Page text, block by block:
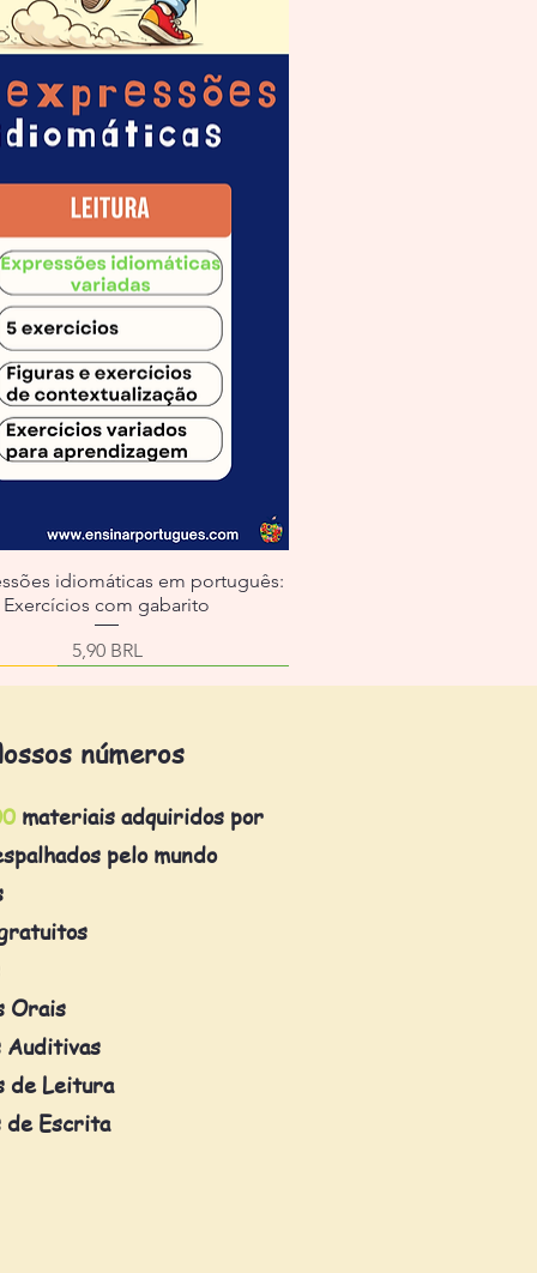
idiomáticas em português:
Exercícios com gabarito
Precio
5,90 BRL
números
materiais adquiridos por
pelo mundo
Orais
Auditivas
de Leitura
de Escrita